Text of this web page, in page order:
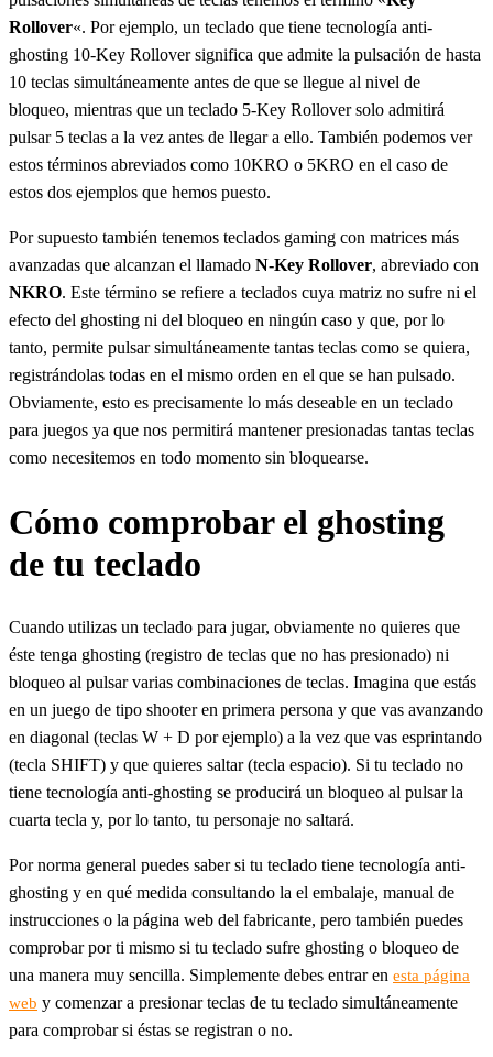
Rollover«. Por ejemplo, un teclado que tiene tecnología anti-
ghosting 10-Key Rollover significa que admite la pulsación de hasta
10 teclas simultáneamente antes de que se llegue al nivel de
bloqueo, mientras que un teclado 5-Key Rollover solo admitirá
pulsar 5 teclas a la vez antes de llegar a ello. También podemos ver
estos términos abreviados como 10KRO o 5KRO en el caso de
estos dos ejemplos que hemos puesto.
Por supuesto también tenemos teclados gaming con matrices más
avanzadas que alcanzan el llamado N-Key Rollover, abreviado con
NKRO. Este término se refiere a teclados cuya matriz no sufre ni el
efecto del ghosting ni del bloqueo en ningún caso y que, por lo
tanto, permite pulsar simultáneamente tantas teclas como se quiera,
registrándolas todas en el mismo orden en el que se han pulsado.
Obviamente, esto es precisamente lo más deseable en un teclado
para juegos ya que nos permitirá mantener presionadas tantas teclas
como necesitemos en todo momento sin bloquearse.
Cómo comprobar el ghosting
de tu teclado
Cuando utilizas un teclado para jugar, obviamente no quieres que
éste tenga ghosting (registro de teclas que no has presionado) ni
bloqueo al pulsar varias combinaciones de teclas. Imagina que estás
en un juego de tipo shooter en primera persona y que vas avanzando
en diagonal (teclas W + D por ejemplo) a la vez que vas esprintando
(tecla SHIFT) y que quieres saltar (tecla espacio). Si tu teclado no
tiene tecnología anti-ghosting se producirá un bloqueo al pulsar la
cuarta tecla y, por lo tanto, tu personaje no saltará.
Por norma general puedes saber si tu teclado tiene tecnología anti-
ghosting y en qué medida consultando la el embalaje, manual de
instrucciones o la página web del fabricante, pero también puedes
comprobar por ti mismo si tu teclado sufre ghosting o bloqueo de
una manera muy sencilla. Simplemente debes entrar en esta página
web y comenzar a presionar teclas de tu teclado simultáneamente
para comprobar si éstas se registran o no.